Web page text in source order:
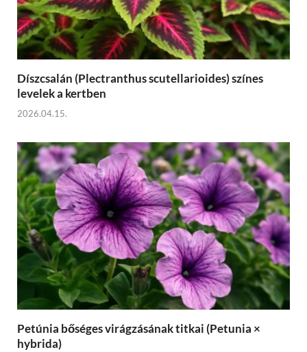
Díszcsalán (Plectranthus scutellarioides) színes
levelek a kertben
2026.04.15.
Petúnia bőséges virágzásának titkai (Petunia ×
hybrida)